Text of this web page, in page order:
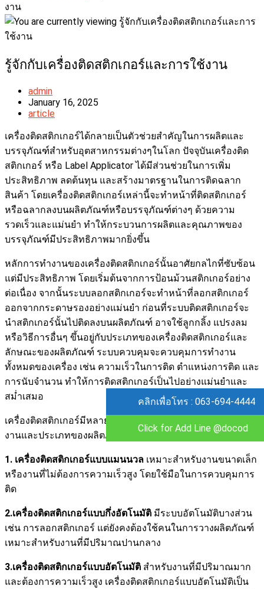
งาน
รู้จักกับเครื่องติดสติกเกอร์และการใช้งาน
Post
author:
admin
Post
published:
January 16, 2025
Post
article
เครื่องติดสติกเกอร์ได้กลายเป็นตัวช่วยสำคัญในการผลิตและ
บรรจุภัณฑ์สำหรับอุตสาหกรรมต่างๆในโลก ปัจจุบันเครื่องติด
สติกเกอร์ หรือ Label Applicator ได้มีส่วนช่วยในการเพิ่ม
ประสิทธิภาพ ลดต้นทุน และสร้างมาตรฐานในการติดฉลาก
สินค้า โดยเครื่องติดสติกเกอร์เหล่านี้จะทำหน้าที่ติดสติกเกอร์
หรือฉลากลงบนผลิตภัณฑ์หรือบรรจุภัณฑ์ต่างๆ ด้วยความ
รวดเร็วและแม่นยำ ทำให้กระบวนการผลิตและคุณภาพของ
บรรจุภัณฑ์มีประสิทธิภาพมากยิ่งขึ้น
หลักการทำงานของเครื่องติดสติกเกอร์นั้นอาศัยกลไกที่ซับซ้อน
แต่มีประสิทธิภาพ โดยเริ่มต้นจากการป้อนม้วนสติกเกอร์อย่าง
ต่อเนื่อง จากนั้นระบบลอกสติกเกอร์จะทำหน้าที่ลอกสติกเกอร์
ออกจากกระดาษรองอย่างแม่นยำ ก่อนที่ระบบติดสติกเกอร์จะ
นำสติกเกอร์นั้นไปติดลงบนผลิตภัณฑ์ อาจใช้ลูกกลิ้ง แปรงลม
หรือวิธีการอื่นๆ ขึ้นอยู่กับประเภทของเครื่องติดสติกเกอร์และ
ลักษณะของผลิตภัณฑ์ ระบบควบคุมจะควบคุมการทำงาน
ทั้งหมดของเครื่อง เช่น ความเร็วในการติด ตำแหน่งการติด และ
การนับจำนวน ทำให้การติดสติกเกอร์เป็นไปอย่างแม่นยำและ
สม่ำเสมอ
เครื่องติดสติกเกอร์มีหลายประเภท เพื่อให้เหมาะสมกับการใช้
งานและประเภทของผลิตภัณฑ์ที่แตกต่างกัน
1. เครื่องติดสติกเกอร์แบบแมนนวล เหมาะสำหรับงานขนาดเล็ก
หรืองานที่ไม่ต้องการความเร็วสูง โดยใช้มือในการควบคุมการ
ติด
2.เครื่องติดสติกเกอร์แบบกึ่งอัตโนมัติ มีระบบอัตโนมัติบางส่วน
เช่น การลอกสติกเกอร์ แต่ยังคงต้องใช้คนในการวางผลิตภัณฑ์
เหมาะสำหรับงานที่มีปริมาณปานกลาง
3.เครื่องติดสติกเกอร์แบบอัตโนมัติ สำหรับงานที่มีปริมาณมาก
และต้องการความเร็วสูง เครื่องติดสติกเกอร์แบบอัตโนมัติเป็น
คลิกเพื่อโทร : 063-694-4444
Click for Add Line @docod